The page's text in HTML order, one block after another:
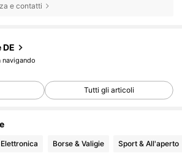
e contatti
Tutti gli articoli
Elettronica Borse & Valigie Sport & All'aperto